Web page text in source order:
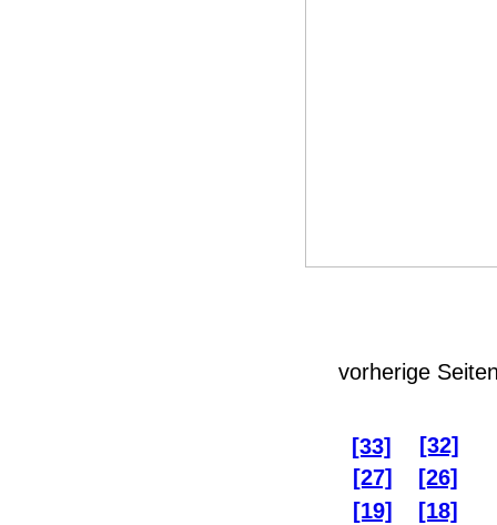
vorherige
[33]
[27]
[19]
[32]
[26]
[18]